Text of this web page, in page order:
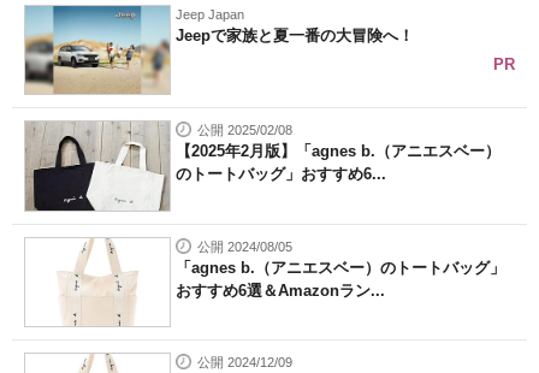
Jeep Japan
Jeepで家族と夏一番の大冒険へ！
PR
公開 2025/02/08
【2025年2月版】「agnes b.（アニエスベー）
のトートバッグ」おすすめ6...
公開 2024/08/05
「agnes b.（アニエスベー）のトートバッグ」
おすすめ6選＆Amazonラン...
公開 2024/12/09